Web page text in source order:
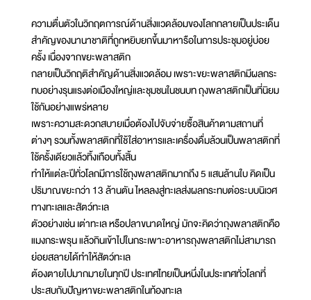
ความตื่นตัวในวิกฤตการณ์ด้านสิ่งแวดล้อมของโลกกลายเป็นประเด็น
สำคัญของนานาชาติที่ถูกหยิบยกขึ้นมาหารือในการประชุมอยู่บ่อย
ครั้ง เนื่องจากขยะพลาสติก
กลายเป็นวิกฤติสำคัญด้านสิ่งแวดล้อม เพราะขยะพลาสติกมีผลกระ
ทบอย่างรุนแรงต่อเมืองใหญ่และชุมชนในชนบท ถุงพลาสติกเป็นที่นิยม
ใช้กันอย่างแพร่หลาย
เพราะความสะดวกสบายเมื่อต้องไปจับจ่ายซื้อสินค้าตามสถานที่
ต่างๆ รวมทั้งพลาสติกที่ใช้ใส่อาหารและเครื่องดื่มล้วนเป็นพลาสติกที่
ใช้ครั้งเดียวแล้วทิ้งเกือบทั้งสิ้น
ทำให้แต่ละปีทั่วโลกมีการใช้ถุงพลาสติกมากถึง 5 แสนล้านใบ คิดเป็น
ปริมาณขยะกว่า 13 ล้านตัน ไหลลงสู่ทะเลส่งผลกระทบต่อระบบนิเวศ
ทางทะเลและสัตว์ทะเล
ตัวอย่างเช่น เต่าทะเล หรือปลาขนาดใหญ่ มักจะคิดว่าถุงพลาสติกคือ
แมงกระพรุน แล้วกินเข้าไปในกระเพาะอาหารถุงพลาสติกไม่สามารถ
ย่อยสลายได้ทำให้สัตว์ทะเล
ต้องตายไปมากมายในทุกปี ประเทศไทยเป็นหนึ่งในประเทศทั่วโลกที่
ประสบกับปัญหาขยะพลาสติกในท้องทะเล